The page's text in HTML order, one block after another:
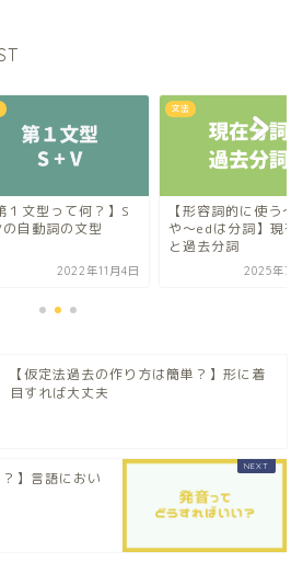
１文型って何？】S
の自動詞の文型
2022年11月4日
文法
【形容詞的に使う〜
や〜edは分詞】現在
と過去分詞
2025年7
【仮定法過去の作り方は簡単？】形に着
目すれば大丈夫
】言語におい